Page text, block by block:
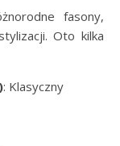
fasony,
Oto kilka
: Klasyczny